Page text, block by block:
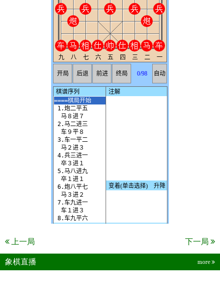
上一局 下一局
象棋直播 more